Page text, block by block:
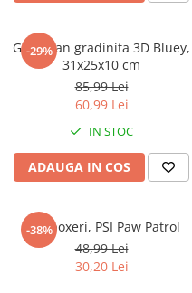
-29%
Ghiozdan gradinita 3D Bluey,
31x25x10 cm
85,99 Lei
60,99 Lei
IN STOC
ADAUGA IN COS
-38%
Slip boxeri, PSI Paw Patrol
48,99 Lei
30,20 Lei